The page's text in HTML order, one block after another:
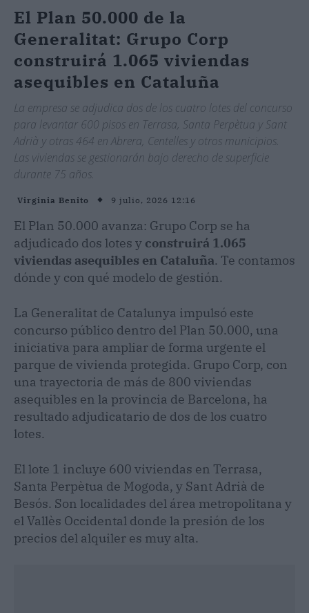
El Plan 50.000 de la
Generalitat: Grupo Corp
construirá 1.065 viviendas
asequibles en Cataluña
La empresa se adjudica dos de los cuatro lotes del concurso
para levantar 600 pisos en Terrasa, Santa Perpètua y Sant
Adrià y otras 464 en Abrera, Centelles y otros municipios.
Las viviendas se gestionarán bajo derecho de superficie
durante 75 años.
Virginia Benito 9 julio, 2026 12:16
El Plan 50.000 avanza: Grupo Corp se ha
adjudicado dos lotes y construirá 1.065
viviendas asequibles en Cataluña. Te contamos
dónde y con qué modelo de gestión.
La Generalitat de Catalunya impulsó este
concurso público dentro del Plan 50.000, una
iniciativa para ampliar de forma urgente el
parque de vivienda protegida. Grupo Corp, con
una trayectoria de más de 800 viviendas
asequibles en la provincia de Barcelona, ha
resultado adjudicatario de dos de los cuatro
lotes.
El lote 1 incluye 600 viviendas en Terrasa,
Santa Perpètua de Mogoda, y Sant Adrià de
Besós. Son localidades del área metropolitana y
el Vallès Occidental donde la presión de los
precios del alquiler es muy alta.